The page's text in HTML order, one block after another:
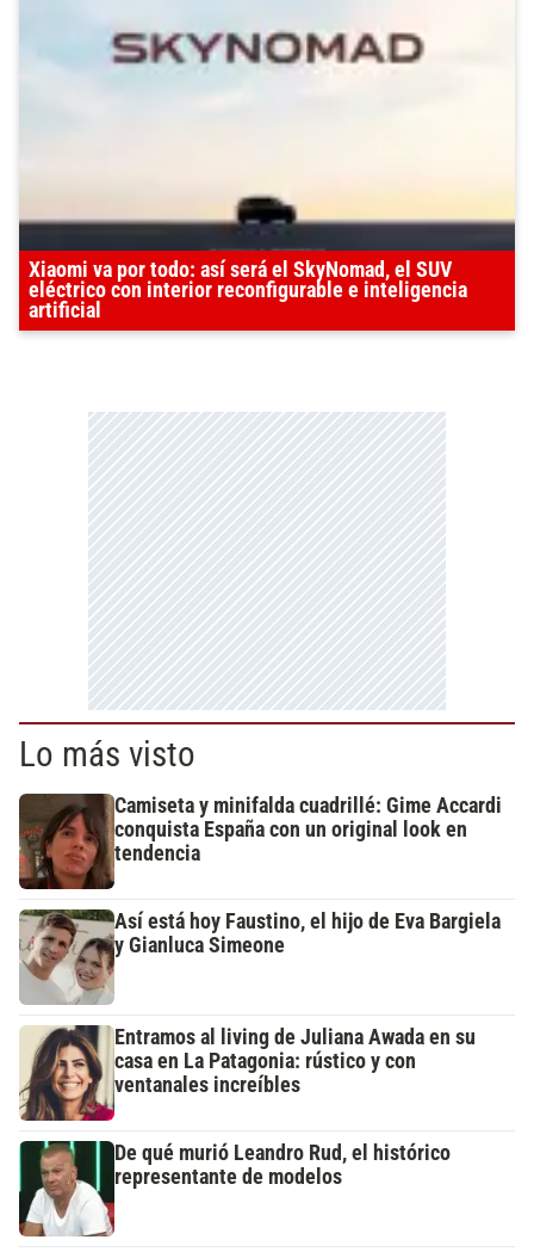
Xiaomi va por todo: así será el SkyNomad, el SUV
eléctrico con interior reconfigurable e inteligencia
artificial
Lo más visto
Camiseta y minifalda cuadrillé: Gime Accardi
conquista España con un original look en
tendencia
Así está hoy Faustino, el hijo de Eva Bargiela
y Gianluca Simeone
Entramos al living de Juliana Awada en su
casa en La Patagonia: rústico y con
ventanales increíbles
De qué murió Leandro Rud, el histórico
representante de modelos